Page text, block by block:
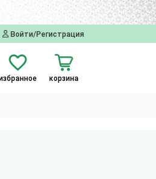
Войти/Регистрация
корзина